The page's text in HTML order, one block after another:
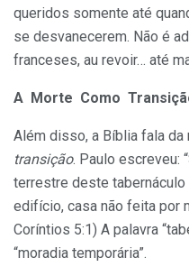
queridos somente até
se desvanecerem. Não é
franceses, au revoir… até
A Morte Como
Além disso, a Bíblia fala
transição. Paulo escreveu:
terrestre deste
edifício, casa não feita por
Coríntios 5:1) A palavra
“moradia temporária”.